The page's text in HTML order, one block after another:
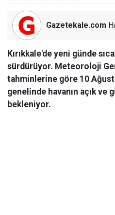
Gazetekale.com
Kırıkkale'de yeni günde
sürdürüyor. Meteoroloji
tahminlerine göre 10
genelinde havanın açık ve
bekleniyor.